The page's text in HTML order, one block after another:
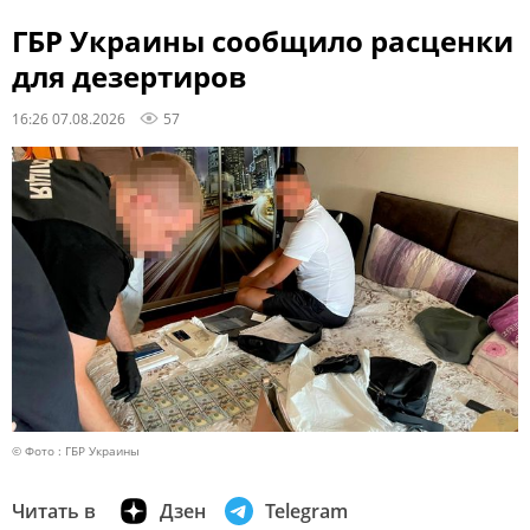
ГБР Украины сообщило расценки
для дезертиров
16:26 07.08.2026 57
© Фото : ГБР Украины
Читать в Дзен Telegram